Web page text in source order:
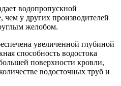
водопропускной
чем у других производителей
желобом.
увеличенной глубиной
способность водостока
поверхности кровли,
водосточных труб и